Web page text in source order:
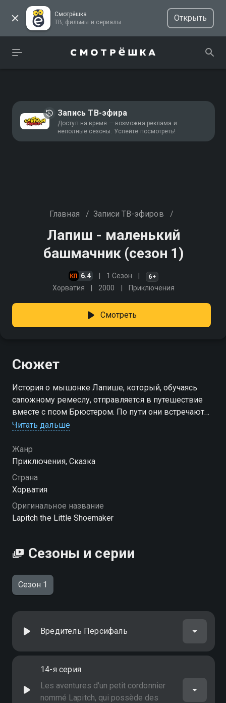
Смотрёшка
ТВ, фильмы и сериалы
Открыть
Запись ТВ-эфира
Доступ на время — возможна реклама и
неполные сезоны. Успейте посмотреть!
Главная / Записи ТВ-эфиров /
Лапиш - маленький
башмачник (сезон 1)
6.4 1 Сезон 6+
Хорватия 2000 Приключения
Смотреть
Сюжет
История о мышонке Лапише, который, обучаясь
сапожному ремеслу, отправляется в путешествие
вместе с псом Брюстером. По пути они встречают
попугая Пико, мышку Лизу и сталкиваются с доброй
Посмотреть онлайн 1 сезон сериала Лапиш -
маленький башмачник вы можете совершенно
бесплатно в хорошем HD качестве на Смотрёшке
Читать дальше
Жанр
Приключения, Сказка
Страна
Хорватия
Оригинальное название
Lapitch the Little Shoemaker
Сезоны и серии
Сезон 1
Вредитель Персифаль
14-я серия
Les aventures d'un petit cordonnier
nommé Lapitch, qui possède des